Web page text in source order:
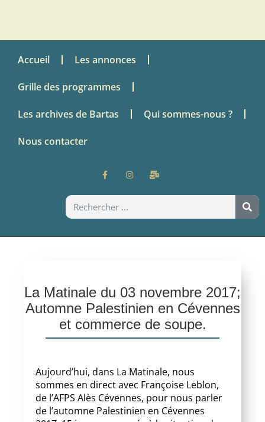
Accueil Les annonces
Grille des programmes
Les archives de Bartas Qui sommes-nous ?
Nous contacter
La Matinale du 03 novembre 2017;
Automne Palestinien en Cévennes
et commerce de soupe.
Aujourd’hui, dans La Matinale, nous
sommes en direct avec Françoise Leblon,
de l’AFPS Alès Cévennes, pour nous parler
de l’automne Palestinien en Cévennes